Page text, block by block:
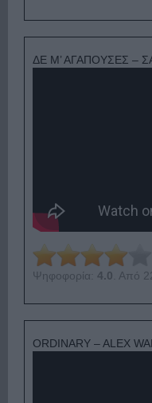
ΔΕ Μ’ ΑΓΑΠΟΥΣΕΣ –
Ψηφοφορία: 4.0 . Από
ORDINARY – ALEX